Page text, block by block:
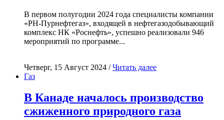
В первом полугодии 2024 года специалисты компании
«РН-Пурнефтегаз», входящей в нефтегазодобывающий
комплекс НК «Роснефть», успешно реализовали 946
мероприятий по программе...
Четверг, 15 Август 2024 /Читать далее
Газ
В Канаде началось производство
сжиженного природного газа